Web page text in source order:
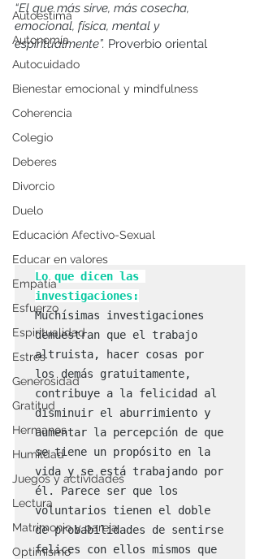
Autoestima
Autonomía
Autocuidado
Bienestar emocional y mindfulness
Coherencia
Colegio
Deberes
Divorcio
Duelo
Educación Afectivo-Sexual
Educar en valores
Empatía
Esfuerzo
Espiritualidad
Estrés
Generosidad
Gratitud
Hermanos
Humildad
Juegos y actividades
Lectura
Matrimonio y pareja
Optimismo
“El que más sirve, más cosecha,
emocional, física, mental y
espiritualmente”. Proverbio oriental
Lo que dicen las
investigaciones:
Muchísimas investigaciones
demuestran que el trabajo
altruista, hacer cosas por
los demás gratuitamente,
contribuye a la felicidad al
disminuir el aburrimiento y
aumentar la percepción de que
se tiene un propósito en la
vida y se está trabajando por
él. Parece ser que los
voluntarios tienen el doble
de probabilidades de sentirse
felices con ellos mismos que